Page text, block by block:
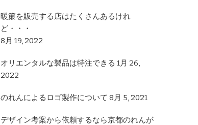
暖簾を販売する店はたくさんあるけれ
ど・・・
8月 19, 2022
オリエンタルな製品は特注できる 1月 26,
2022
のれんによるロゴ製作について 8月 5, 2021
デザイン考案から依頼するなら京都のれんが